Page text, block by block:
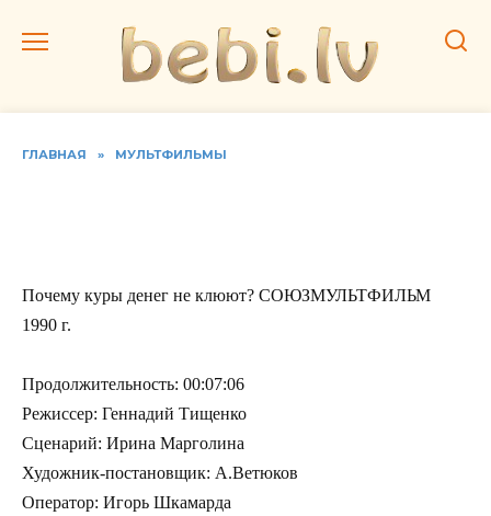
ГЛАВНАЯ » МУЛЬТФИЛЬМЫ
Почему куры денег не клюют? СОЮЗМУЛЬТФИЛЬМ
1990 г.
Продолжительность: 00:07:06
Режиссер: Геннадий Тищенко
Сценарий: Ирина Марголина
Художник-постановщик: А.Ветюков
Оператор: Игорь Шкамарда